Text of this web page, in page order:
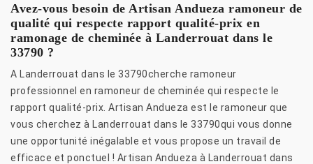
Avez-vous besoin de Artisan Andueza ramoneur de
qualité qui respecte rapport qualité-prix en
ramonage de cheminée à Landerrouat dans le
33790 ?
A Landerrouat dans le 33790cherche ramoneur
professionnel en ramoneur de cheminée qui respecte le
rapport qualité-prix. Artisan Andueza est le ramoneur que
vous cherchez à Landerrouat dans le 33790qui vous donne
une opportunité inégalable et vous propose un travail de
efficace et ponctuel ! Artisan Andueza à Landerrouat dans